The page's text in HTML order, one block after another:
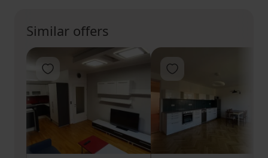
Similar offers
Add to favorites Add to favorites